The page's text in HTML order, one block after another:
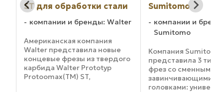
ST для обработки стали
компании и бренды: Walter
Американская компания
Walter представила новые
концевые фрезы из твердого
карбида Walter Prototyp
Protoomax(TM) ST,
Sumitomo
компании и
Sumitomo
Компания Sumitomo
представила 3
фрез со сменными
завинчивающимися
головками: